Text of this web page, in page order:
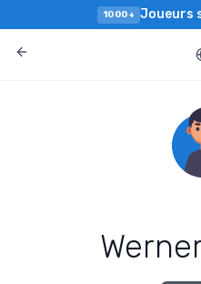
1000+ Joueurs